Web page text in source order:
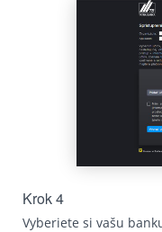
Krok 4
Vyberiete si vašu